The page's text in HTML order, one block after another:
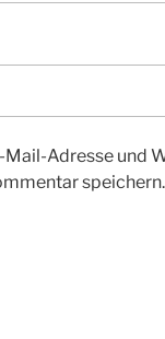
Mail-Adresse und
speichern.